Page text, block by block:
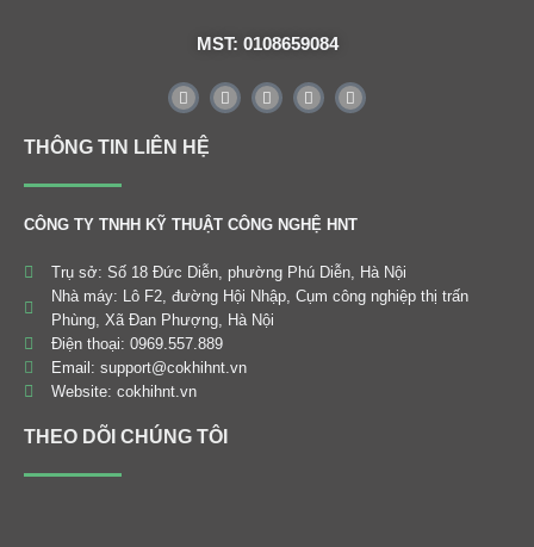
MST: 0108659084
THÔNG TIN LIÊN HỆ
CÔNG TY TNHH KỸ THUẬT CÔNG NGHỆ HNT
Trụ sở: Số 18 Đức Diễn, phường Phú Diễn, Hà Nội
Nhà máy: Lô F2, đường Hội Nhập, Cụm công nghiệp thị trấn
Phùng, Xã Đan Phượng, Hà Nội
Điện thoại: 0969.557.889
Email: support@cokhihnt.vn
Website: cokhihnt.vn
THEO DÕI CHÚNG TÔI